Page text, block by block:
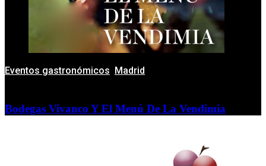
Eventos gastronómicos Madrid
Bodegas Vivanco Y El Menú De La Vendimia